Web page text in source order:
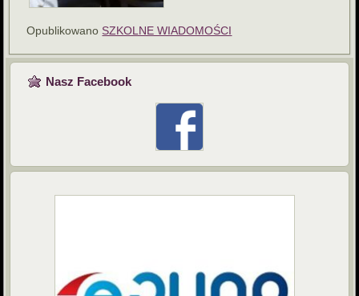
Opublikowano SZKOLNE WIADOMOŚCI
Nasz Facebook